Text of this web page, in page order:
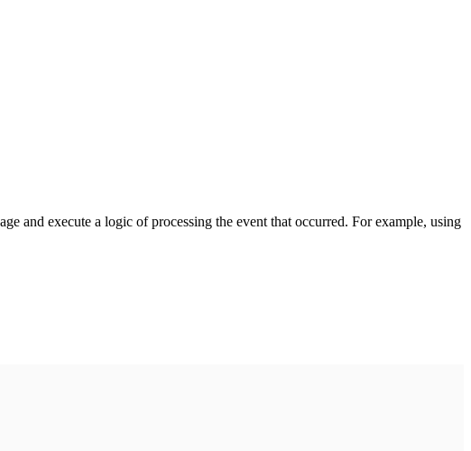
and execute a logic of processing the event that occurred. For example, using